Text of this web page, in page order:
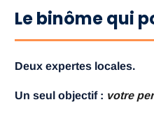
Le binôme qui
Deux expertes locales.
Un seul objectif : votre